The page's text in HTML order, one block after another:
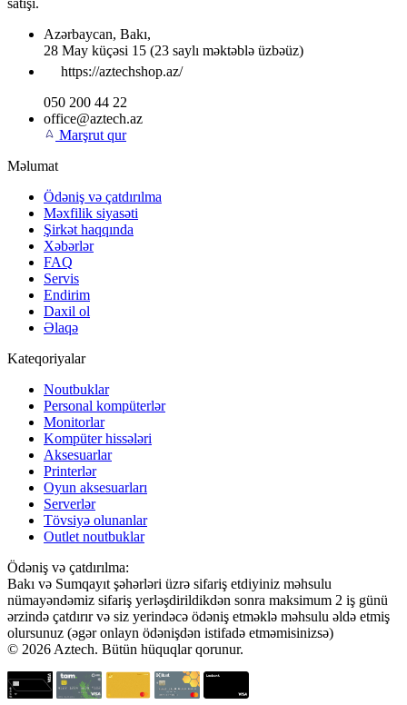
satışı.
Azərbaycan, Bakı,
28 May küçəsi 15 (23 saylı məktəblə üzbəüz)
https://aztechshop.az/
050 200 44 22
office@aztech.az
Marşrut qur
Məlumat
Ödəniş və çatdırılma
Məxfilik siyasəti
Şirkət haqqında
Xəbərlər
FAQ
Servis
Endirim
Daxil ol
Əlaqə
Kateqoriyalar
Noutbuklar
Personal kompüterlər
Monitorlar
Kompüter hissələri
Aksesuarlar
Printerlər
Oyun aksesuarları
Serverlər
Tövsiyə olunanlar
Outlet noutbuklar
Ödəniş və çatdırılma:
Bakı və Sumqayıt şəhərləri üzrə sifariş etdiyiniz məhsulu
nümayəndəmiz sifariş yerləşdirildikdən sonra maksimum 2 iş günü
ərzində çatdırır və siz yerindəcə ödəniş etməklə məhsulu əldə etmiş
olursunuz (əgər onlayn ödənişdən istifadə etməmisinizsə)
© 2026 Aztech. Bütün hüquqlar qorunur.